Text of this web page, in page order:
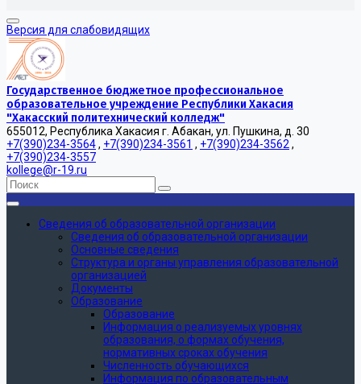
Версия для слабовидящих
Государственное бюджетное профессиональное
образовательное учреждение Республики Хакасия
"Хакасский политехнический колледж"
655012, Республика Хакасия г. Абакан, ул. Пушкина, д. 30
+7(390)234-3564, +7(390)234-3561 , +7(390)234-3562 ,
+7(390)234-3557
kollege@r-19.ru
Сведения об образовательной организации
Сведения об образовательной организации
Основные сведения
Структура и органы управления образовательной
организацией
Документы
Образование
Образование
Информация о реализуемых уровнях
образования, о формах обучения,
нормативных сроках обучения
Численность обучающихся
Информация по образовательным